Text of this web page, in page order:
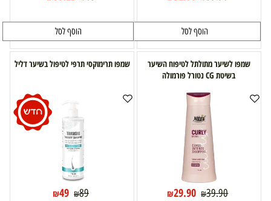
הוסף לסל הוסף לסל
שמפו לשיער מתולתל לטיפוח השיער
בשיטת CG נטורל פורמולה
₪39.90
₪29.90
שמפו תרימוקסי תרפי לטיפול בשיער דליל
₪89
₪49